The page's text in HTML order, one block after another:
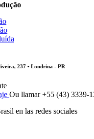
237 • Londrina - PR
Ou llamar +55 (43) 3339-
en las redes sociales